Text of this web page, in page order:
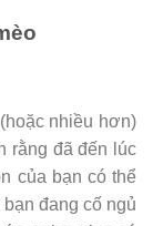
nhiều hơn)
rằng đã đến lúc
của bạn có thể
đang cố ngủ